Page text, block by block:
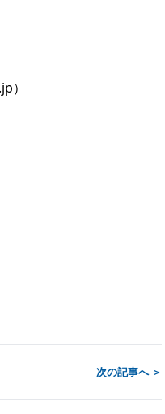
）
次の記事へ ＞